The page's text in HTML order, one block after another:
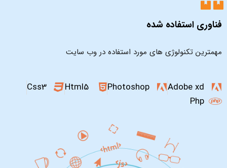
فناوری استفاده شده
مهمترین تکنولوژی های مورد استفاده در وب سایت
Adobe xd
Photoshop
Html5
Css3
Php